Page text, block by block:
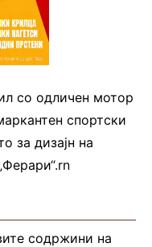
со одличен мотор
спортски
за дизајн на
содржини на